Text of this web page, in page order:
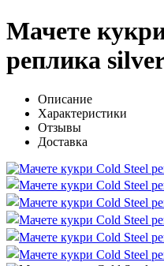
Мачете
реплика
Описание
Характеристики
Отзывы
Доставка